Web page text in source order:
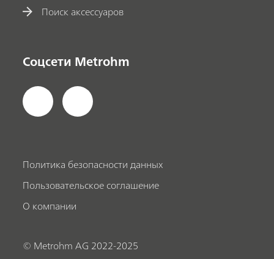
Поиск аксессуаров
Соцсети Metrohm
Политика безопасности данных
Пользовательское соглашение
О компании
© Metrohm AG 2022-2025